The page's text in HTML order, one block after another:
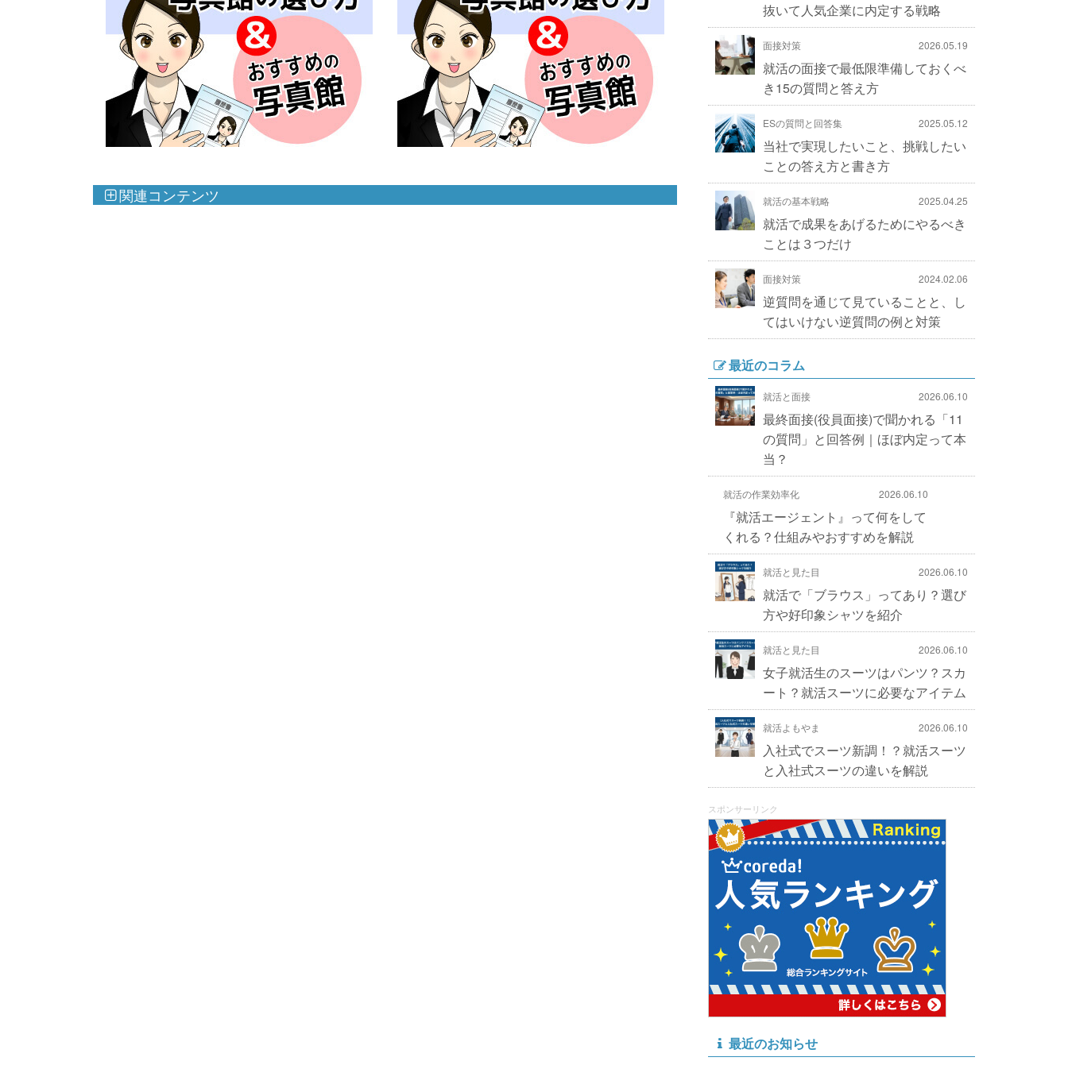
関連コンテンツ
抜いて人気企業に内定する戦略
面接対策 2026.05.19
就活の面接で最低限準備しておくべ
き15の質問と答え方
ESの質問と回答集 2025.05.12
当社で実現したいこと、挑戦したい
ことの答え方と書き方
就活の基本戦略 2025.04.25
就活で成果をあげるためにやるべき
ことは３つだけ
面接対策 2024.02.06
逆質問を通じて見ていることと、し
てはいけない逆質問の例と対策
最近のコラム
就活と面接 2026.06.10
最終面接(役員面接)で聞かれる「11
の質問」と回答例｜ほぼ内定って本
当？
就活の作業効率化 2026.06.10
『就活エージェント』って何をして
くれる？仕組みやおすすめを解説
就活と見た目 2026.06.10
就活で「ブラウス」ってあり？選び
方や好印象シャツを紹介
就活と見た目 2026.06.10
女子就活生のスーツはパンツ？スカ
ート？就活スーツに必要なアイテム
就活よもやま 2026.06.10
入社式でスーツ新調！？就活スーツ
と入社式スーツの違いを解説
スポンサーリンク
最近のお知らせ